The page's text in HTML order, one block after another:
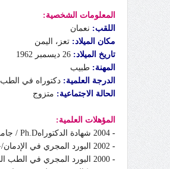
المعلومات الشخصية:
اللقب: نعمان
مكان الميلاد: تعز، اليمن
تاريخ الميلاد: 26 ديسمبر 1962
المهنة: طبيب
الدرجة العلمية: دكتوراه في الطب
الحالة الاجتماعية: متزوج
المؤهلات العلمية:
- 2004 شهادة الدكتوراهPh.D / جامعة Semmlweis بودابست / المجر.
- 2002 البورد المجري في الإدمان/جامعة Semmlweis بودابست/المجر
- 2000 البورد المجري في الطب النفسي/جامعة Hynal Amre بودابست / المجر